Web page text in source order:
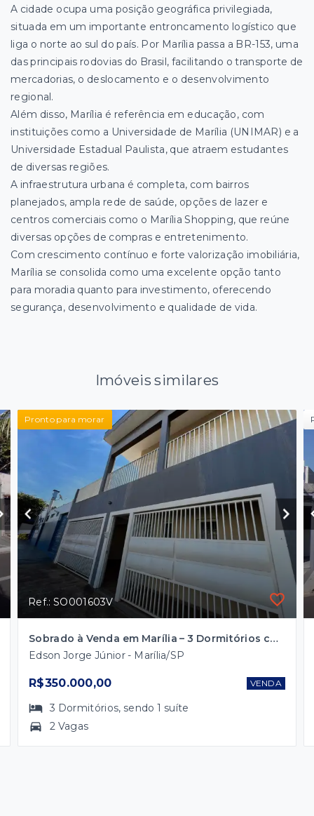
A cidade ocupa uma posição geográfica privilegiada,
situada em um importante entroncamento logístico que
liga o norte ao sul do país. Por Marília passa a BR-153, uma
das principais rodovias do Brasil, facilitando o transporte de
mercadorias, o deslocamento e o desenvolvimento
regional.
Além disso, Marília é referência em educação, com
instituições como a Universidade de Marília (UNIMAR) e a
Universidade Estadual Paulista, que atraem estudantes
de diversas regiões.
A infraestrutura urbana é completa, com bairros
planejados, ampla rede de saúde, opções de lazer e
centros comerciais como o Marília Shopping, que reúne
diversas opções de compras e entretenimento.
Com crescimento contínuo e forte valorização imobiliária,
Marília se consolida como uma excelente opção tanto
para moradia quanto para investimento, oferecendo
segurança, desenvolvimento e qualidade de vida.
Imóveis similares
Pronto para morar
Ref.: SO001603V
Sobrado à Venda em Marília – 3 Dormitórios com Suíte Próximo à Av. República
Edson Jorge Júnior - Marília/SP
R$350.000,00 VENDA
3 Dormitórios, sendo1 suíte
2 Vagas